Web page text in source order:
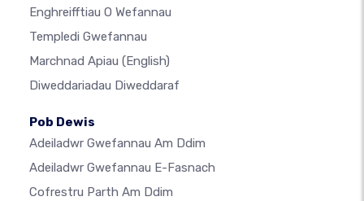
Enghreifftiau O Wefannau
Templedi Gwefannau
Marchnad Apiau (English)
Diweddariadau Diweddaraf
Pob Dewis
Adeiladwr Gwefannau Am Ddim
Adeiladwr Gwefannau E-Fasnach
Cofrestru Parth Am Ddim